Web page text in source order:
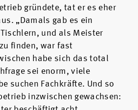
gründete, tat er es eher
„Damals gab es ein
und als Meister
finden, war fast
habe sich das total
sei enorm, viele
suchen Fachkräfte. Und so
inzwischen gewachsen: